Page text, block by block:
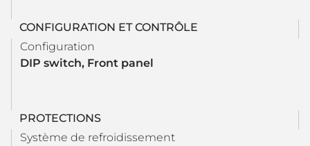
CONFIGURATION ET CONTRÔLE
Configuration
DIP switch, Front panel
PROTECTIONS
Système de refroidissement